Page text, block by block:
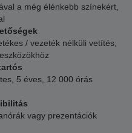
a még élénkebb színekért,
/ vezeték nélküli vetítés,
5 éves, 12 000 órás
vagy prezentációk